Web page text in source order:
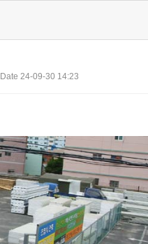
Date 24-09-30 14:23